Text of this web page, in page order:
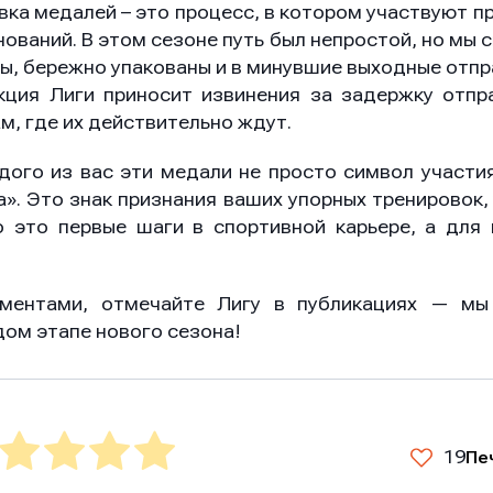
медалей – это процесс, в котором участвуют
В этом сезоне путь был непростой, но мы
бережно упакованы и в минувшие выходные
Лиги приносит извинения за задержку
где их действительно ждут.
из вас эти медали не просто символ
Это знак признания ваших упорных
первые шаги в спортивной карьере, а для
отмечайте Лигу в публикациях —
этапе нового сезона!
19